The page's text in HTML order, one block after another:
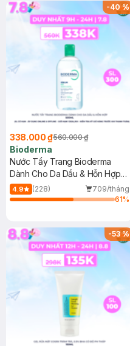
-40%
338.000 ₫560.000 ₫
Bioderma
Nước Tẩy Trang Bioderma
Dành Cho Da Dầu & Hỗn Hợp
500ml
4.9 (228)
709/tháng
61%
-53%